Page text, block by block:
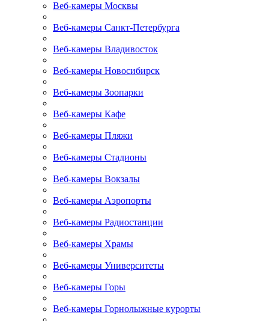
Веб-камеры Москвы
Веб-камеры Санкт-Петербурга
Веб-камеры Владивосток
Веб-камеры Новосибирск
Веб-камеры Зоопарки
Веб-камеры Кафе
Веб-камеры Пляжи
Веб-камеры Стадионы
Веб-камеры Вокзалы
Веб-камеры Аэропорты
Веб-камеры Радиостанции
Веб-камеры Храмы
Веб-камеры Университеты
Веб-камеры Горы
Веб-камеры Горнолыжные курорты